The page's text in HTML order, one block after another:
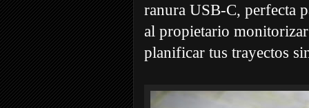
ranura USB-C, perfecta
al propietario
planificar tus trayectos